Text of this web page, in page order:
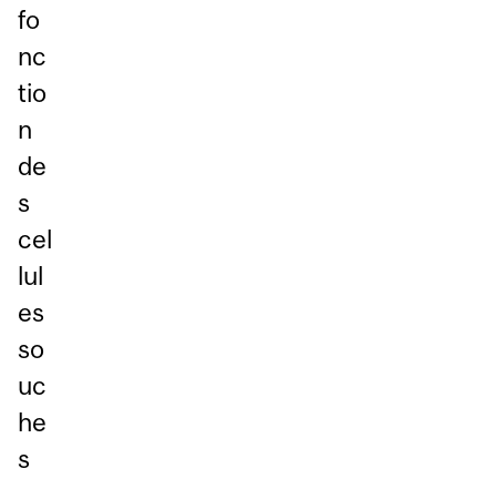
fo
nc
tio
n
de
s
cel
lul
es
so
uc
he
s